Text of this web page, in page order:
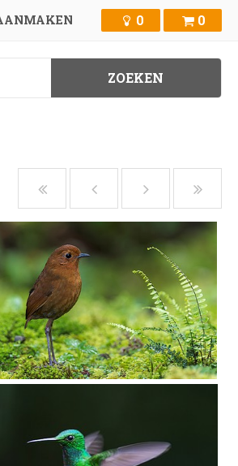
0 0